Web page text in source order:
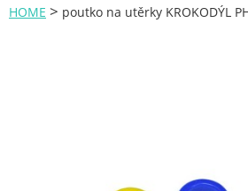
Plachty
NÁBYTEK - spojovací
HOME > poutko na utěrky KROKODÝL